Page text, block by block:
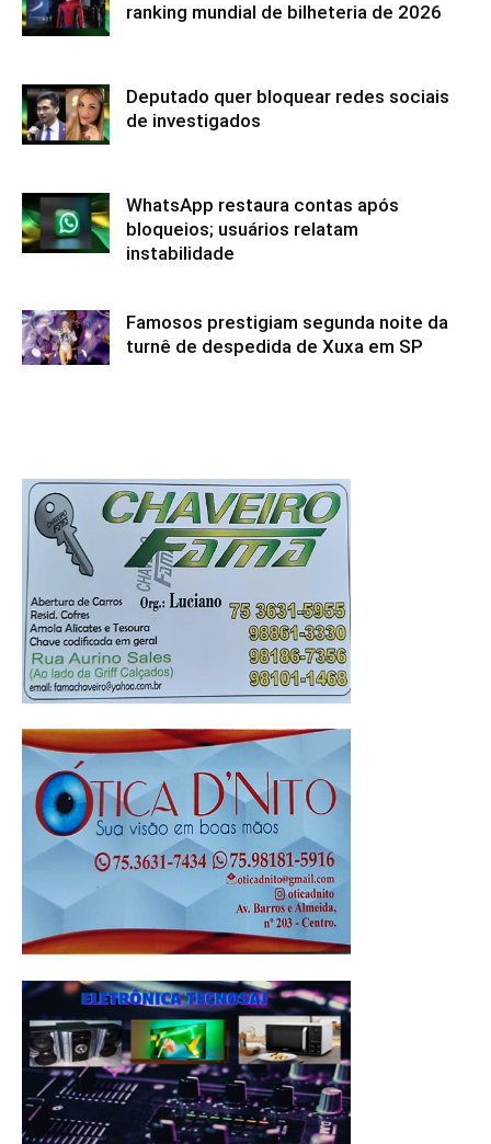
ranking mundial de bilheteria de 2026
Deputado quer bloquear redes sociais
de investigados
WhatsApp restaura contas após
bloqueios; usuários relatam
instabilidade
Famosos prestigiam segunda noite da
turnê de despedida de Xuxa em SP